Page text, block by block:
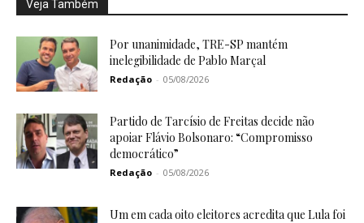
Veja Também
Por unanimidade, TRE-SP mantém
inelegibilidade de Pablo Marçal
Redação - 05/08/2026
Partido de Tarcísio de Freitas decide não
apoiar Flávio Bolsonaro: “Compromisso
democrático”
Redação - 05/08/2026
Um em cada oito eleitores acredita que Lula foi